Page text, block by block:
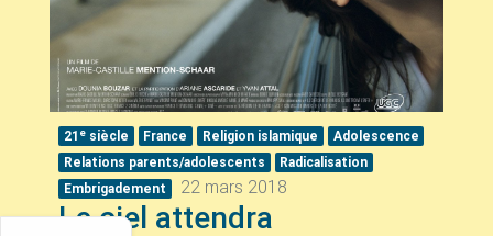
21 esiècle France Religion islamique
Adolescence
Relations parents/adolescents
Radicalisation
Embrigadement
22 mars 2018
Le ciel attendra